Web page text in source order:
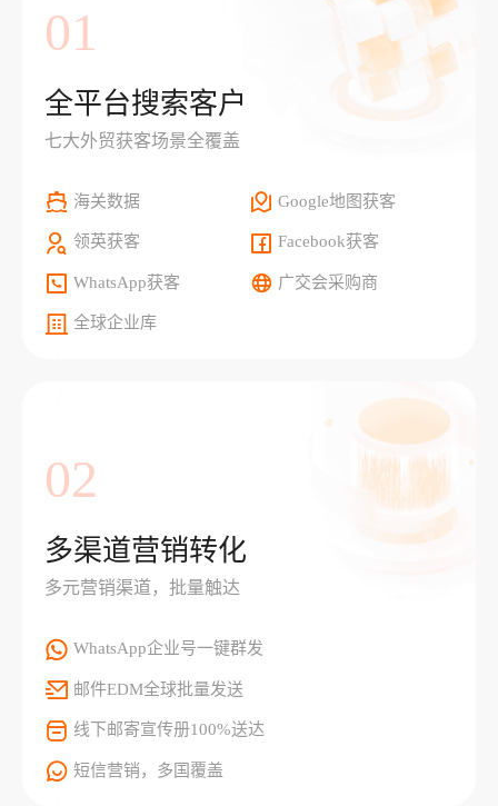
01
全平台搜索客户
七大外贸获客场景全覆盖
海关数据 Google地图获客
领英获客 Facebook获客
WhatsApp获客 广交会采购商
全球企业库
02
多渠道营销转化
多元营销渠道，批量触达
WhatsApp企业号一键群发
邮件EDM全球批量发送
线下邮寄宣传册100%送达
短信营销，多国覆盖